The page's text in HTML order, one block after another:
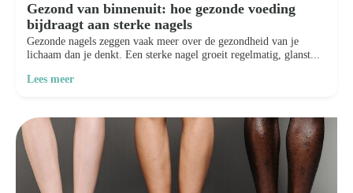
Gezond van binnenuit: hoe gezonde voeding
bijdraagt aan sterke nagels
Gezonde nagels zeggen vaak meer over de gezondheid van je
lichaam dan je denkt. Een sterke nagel groeit regelmatig, glanst...
Lees meer